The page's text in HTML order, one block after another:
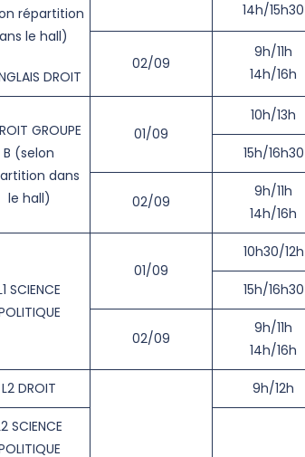
répartition
le hall)
DROIT
14h/15h30
02/09
9h/11h
14h/16h
GROUPE
B (selon
dans
le hall)
01/09
10h/13h
15h/16h30
02/09
9h/11h
14h/16h
SCIENCE
01/09
10h30/12h
15h/16h30
02/09
9h/11h
14h/16h
L2 DROIT 9h/12h
SCIENCE